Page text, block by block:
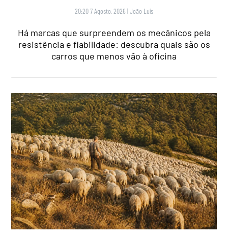
20:20 7 Agosto, 2026 |João Luís
Há marcas que surpreendem os mecânicos pela
resistência e fiabilidade: descubra quais são os
carros que menos vão à oficina